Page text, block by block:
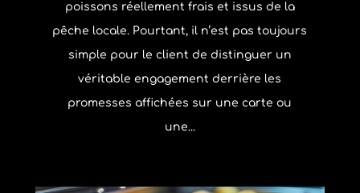
poissons réellement frais et issus de la
pêche locale. Pourtant, il n’est pas toujours
simple pour le client de distinguer un
véritable engagement derrière les
promesses affichées sur une carte ou
une...